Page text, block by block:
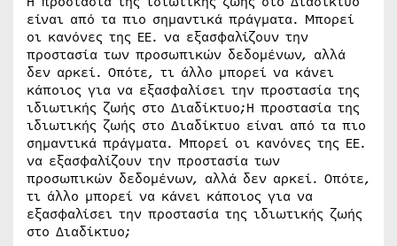
είναι από τα πιο σημαντικά πράγματα. Μπορεί
οι κανόνες της ΕΕ. να εξασφαλίζουν την
προστασία των προσωπικών δεδομένων, αλλά
δεν αρκεί. Οπότε, τι άλλο μπορεί να κάνει
κάποιος για να εξασφαλίσει την προστασία της
ιδιωτικής ζωής στο Διαδίκτυο;Η προστασία της
ιδιωτικής ζωής στο Διαδίκτυο είναι από τα πιο
σημαντικά πράγματα. Μπορεί οι κανόνες της ΕΕ.
να εξασφαλίζουν την προστασία των
προσωπικών δεδομένων, αλλά δεν αρκεί. Οπότε,
τι άλλο μπορεί να κάνει κάποιος για να
εξασφαλίσει την προστασία της ιδιωτικής ζωής
στο Διαδίκτυο;